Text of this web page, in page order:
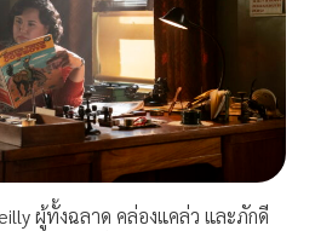
ผู้ทั้งฉลาด คล่องแคล่ว และภักดี